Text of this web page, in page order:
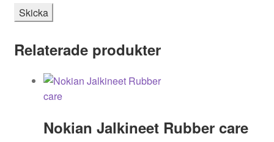
Relaterade produkter
Nokian Jalkineet Rubber care